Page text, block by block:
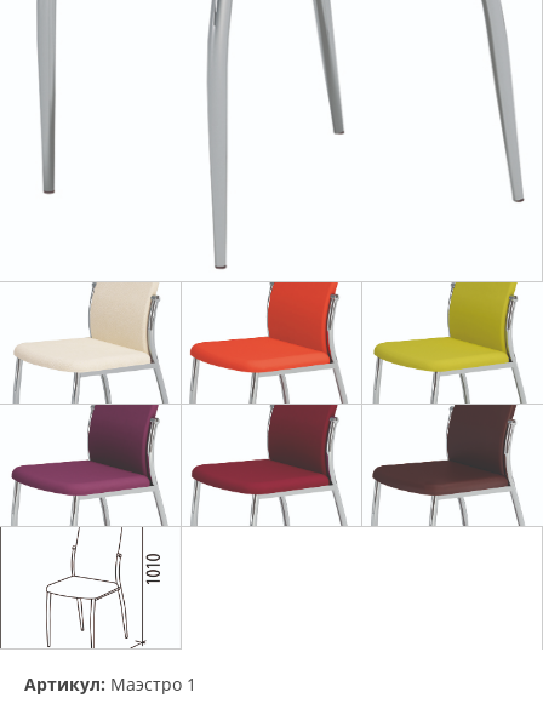
Артикул: Маэстро 1